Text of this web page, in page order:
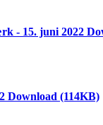
- 15. juni 2022
Download (114KB)